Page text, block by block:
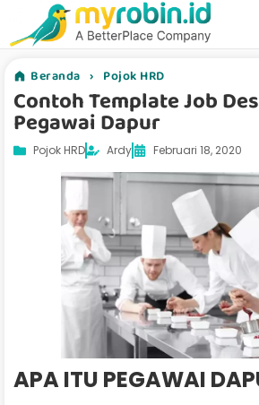
Beranda › Pojok HRD
Contoh Template Job
Pegawai Dapur
Pojok HRD Ardy Februari 18, 2020
APA ITU PEGAWAI